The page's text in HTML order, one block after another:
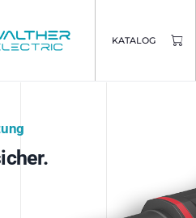
KATALOG